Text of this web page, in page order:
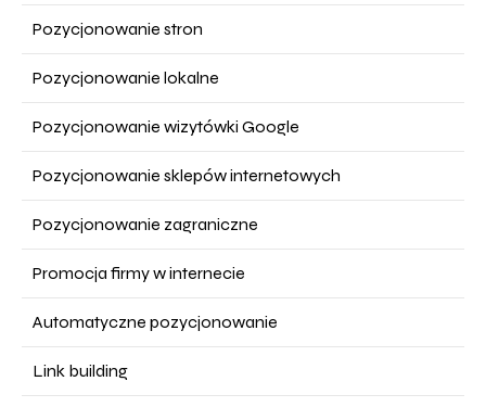
Pozycjonowanie stron
Pozycjonowanie lokalne
Pozycjonowanie wizytówki Google
Pozycjonowanie sklepów internetowych
Pozycjonowanie zagraniczne
Promocja firmy w internecie
Automatyczne pozycjonowanie
Link building